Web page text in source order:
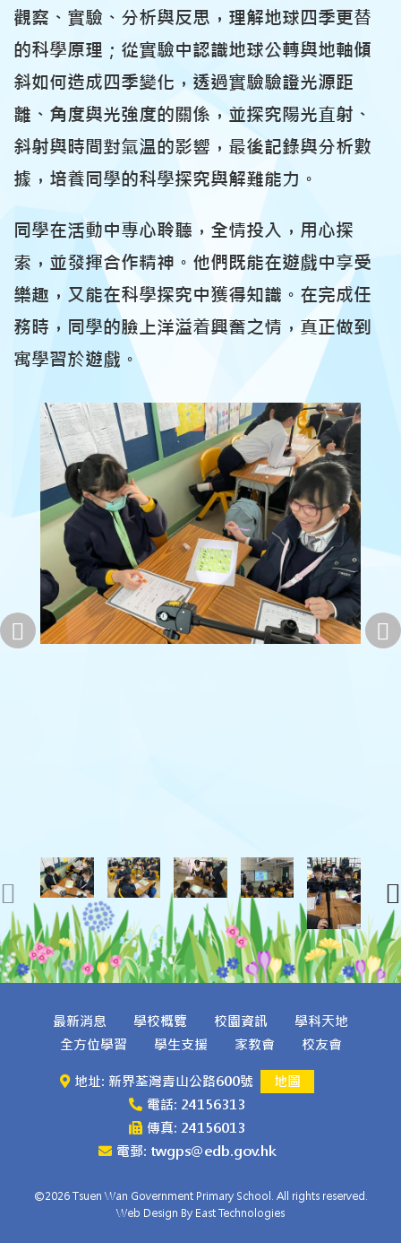
觀察、實驗、分析與反思，理解地球四季更替
的科學原理；從實驗中認識地球公轉與地軸傾
斜如何造成四季變化，透過實驗驗證光源距
離、角度與光強度的關係，並探究陽光直射、
斜射與時間對氣温的影響，最後記錄與分析數
據，培養同學的科學探究與解難能力。
同學在活動中專心聆聽，全情投入，用心探
索，並發揮合作精神。他們既能在遊戲中享受
樂趣，又能在科學探究中獲得知識。在完成任
務時，同學的臉上洋溢着興奮之情，真正做到
寓學習於遊戲。
最新消息 學校概覽 校園資訊
學科天地
全方位學習
學生支援 家教會 校友會
地址: 新界荃灣青山公路600號
地圖
電話: 24156313
傳真: 24156013
電郵: twgps@edb.gov.hk
©2026 Tsuen Wan Government Primary School. All rights reserved.
Web Design By East Technologies